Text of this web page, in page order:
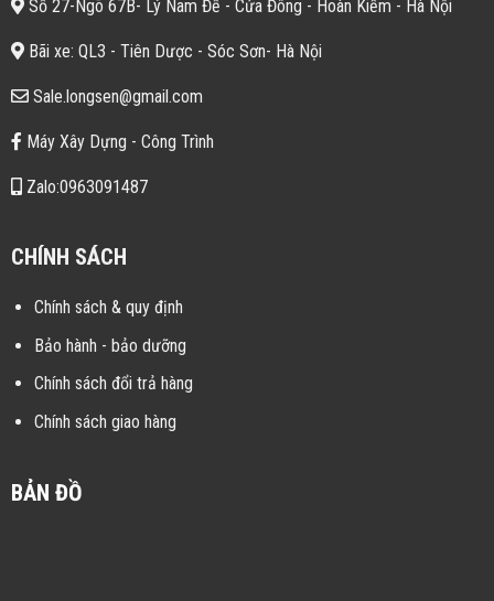
Số 27-Ngõ 67B- Lý Nam Đế - Cửa Đông - Hoàn Kiếm - Hà Nội
Bãi xe: QL3 - Tiên Dược - Sóc Sơn- Hà Nội
Sale.longsen@gmail.com
Máy Xây Dựng - Công Trình
Zalo:0963091487
CHÍNH SÁCH
Chính sách & quy định
Bảo hành - bảo dưỡng
Chính sách đổi trả hàng
Chính sách giao hàng
BẢN ĐỒ